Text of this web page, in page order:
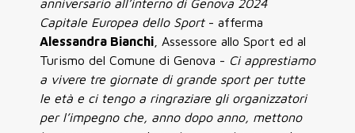
anniversario all’interno di Genova 2024
Capitale Europea dello Sport - afferma
Alessandra Bianchi , Assessore allo Sport ed al
Turismo del Comune di Genova - Ci apprestiamo
a vivere tre giornate di grande sport per tutte
le età e ci tengo a ringraziare gli organizzatori
per l’impegno che, anno dopo anno, mettono